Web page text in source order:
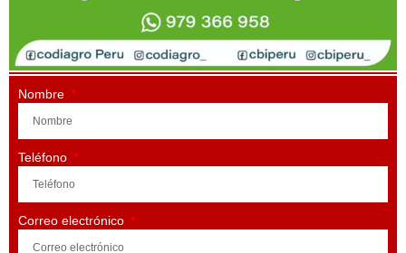
Nombre
Teléfono
Correo electrónico